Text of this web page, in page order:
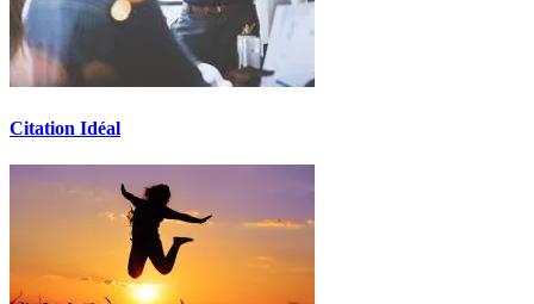
Citation Idéal